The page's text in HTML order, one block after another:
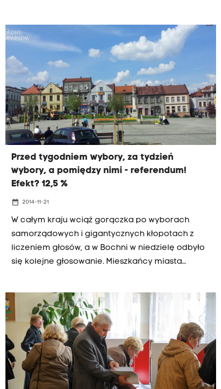
poprawi nieudane, niedzielne referendum w
sprawie budowy parkingu podziemnego.
Przed tygodniem wybory, za tydzień
wybory, a pomiędzy nimi - referendum!
Efekt? 12,5 %
date_range 2014-11-21
W całym kraju wciąż gorączka po wyborach
samorządowych i gigantycznych kłopotach z
liczeniem głosów, a w Bochni w niedzielę odbyło
się kolejne głosowanie. Mieszkańcy miasta
centrum Bochni. Decydowali nielicznie. Lokale
referendalne zostały zamknięte o 21, już przed 23
wiadomo było, że głosowanie nie będzie ważne,
do urn poszło zaledwie 12,5 % uprawnionych.